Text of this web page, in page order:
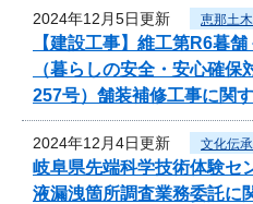
2024年12月5日更新 恵那土
【建設工事】維工第R6暮
（暮らしの安全・安心確保
257号）舗装補修工事に関
2024年12月4日更新 文化伝
岐阜県先端科学技術体験
液漏洩箇所調査業務委託に